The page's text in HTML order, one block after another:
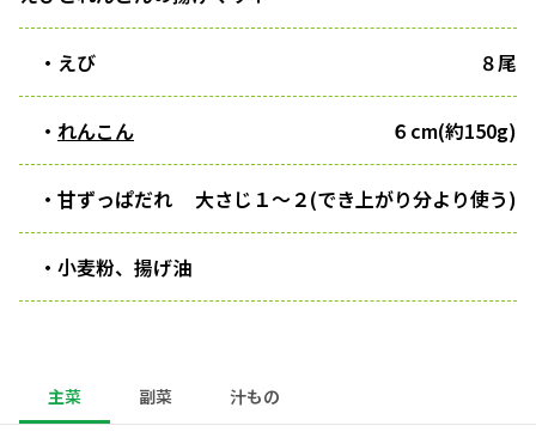
・えび ８尾
・ れんこん ６cm(約150g)
・甘ずっぱだれ 大さじ１〜２(でき上がり分より使う)
・小麦粉、揚げ油
主菜 副菜 汁もの